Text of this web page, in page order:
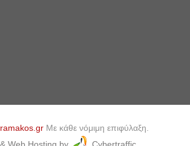
Με κάθε νόμιμη επιφύλαξη.